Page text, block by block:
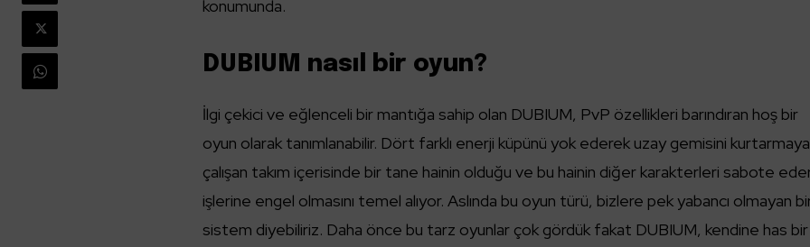
konumunda.
DUBIUM nasıl bir oyun?
İlgi çekici ve eğlenceli bir mantığa sahip olan DUBIUM, PvP özellikleri barındıran hoş bir
oyun olarak tanımlanabilir. Dört farklı enerji küpünü yok ederek uzay gemisini kurtarmaya
çalışan takım içerisinde bir tane hainin olduğu ve bu hainin diğer karakterleri sabote
işlerine engel olmasını temel alıyor. Aslında bu oyun türü, bizlere pek yabancı olmayan
sistem diyebiliriz. Daha önce bu tarz oyunlar çok gördük fakat DUBIUM, kendine has bir